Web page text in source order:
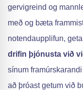
gervigreind og
með og bæta
notendaupplifun,
drifin þjónusta við
sínum
að þróast getum við